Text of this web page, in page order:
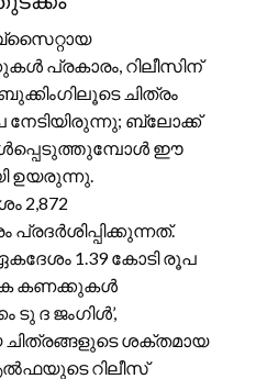
പ്രകാരം, റിലീസിന്
ചിത്രം
നേടിയിരുന്നു; ബ്ലോക്ക്
ഈ
ഉയരുന്നു.
2,872
1.39 കോടി രൂപ
കണക്കുകൾ
ടു ദ ജംഗിൾ’,
ചിത്രങ്ങളുടെ ശക്തമായ
റിലീസ്